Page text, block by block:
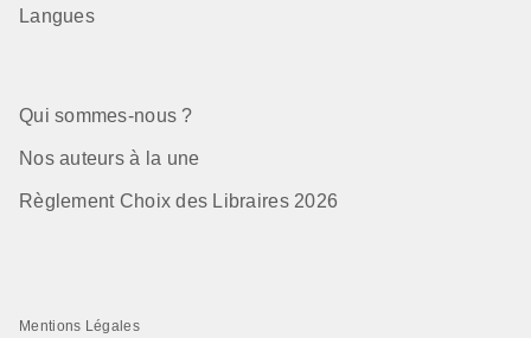
Langues
Qui sommes-nous ?
Nos auteurs à la une
Règlement Choix des Libraires 2026
Mentions Légales